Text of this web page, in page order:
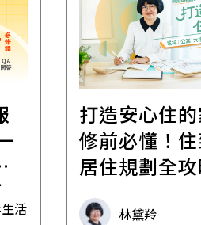
活
打造安心住
修前必懂！
居住規劃全
林黛羚